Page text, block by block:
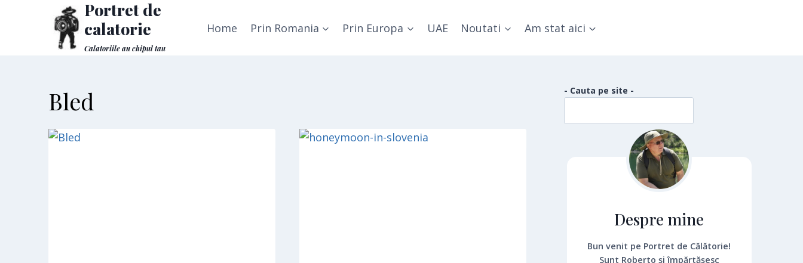
Portret de
calatorie
Calatoriile au chipul tau
Home Prin Romania Prin Europa UAE Noutati Am stat aici
Bled - Cauta pe site -
Despre mine
Bun venit pe Portret de Călătorie!
Sunt Roberto și împărtășesc